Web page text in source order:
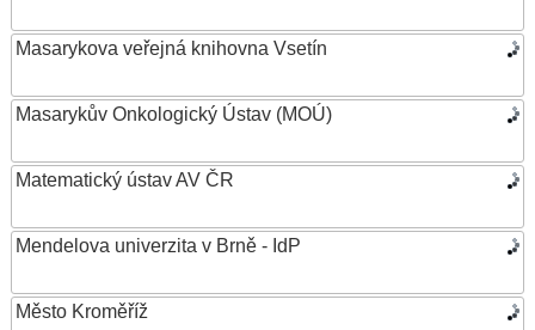
Masarykova veřejná knihovna Vsetín
Masarykův Onkologický Ústav (MOÚ)
Matematický ústav AV ČR
Mendelova univerzita v Brně - IdP
Město Kroměříž